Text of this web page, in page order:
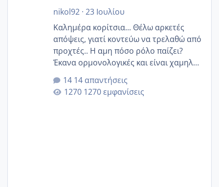
nikol92· 23 Ιουλίου
Καλημέρα κορίτσια... Θέλω αρκετές
απόψεις, γιατί κοντεύω να τρελαθώ από
προχτές.. Η αμη πόσο ρόλο παίζει?
Έκανα ορμονολογικές και είναι χαμηλή
για την ηλικία μου.. Είχα ήδη μια
εγκυμοσύνη, που έπρεπε να τερματιστεί
στην 27η εβδομάδα και προσπαθώ 7
14 απαντήσεις
1270 εμφανίσεις